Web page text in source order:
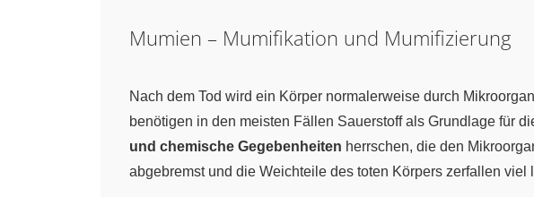
Mumien – Mumifikation und Mumifizierung
Nach dem Tod wird ein Körper normalerweise durch
benötigen in den meisten Fällen Sauerstoff als Grundlage für
und chemische Gegebenheiten herrschen, die den
abgebremst und die Weichteile des toten Körpers zerfallen viel